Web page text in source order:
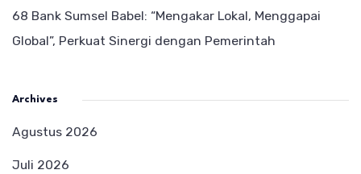
68 Bank Sumsel Babel: “Mengakar Lokal, Menggapai
Global”, Perkuat Sinergi dengan Pemerintah
Archives
Agustus 2026
Juli 2026